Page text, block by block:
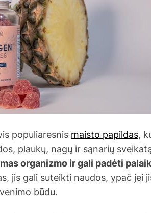
populiaresnis maisto papildas,
plaukų, nagų ir sąnarių
organizmo ir gali padėti
jis gali suteikti naudos, ypač jei
būdu.